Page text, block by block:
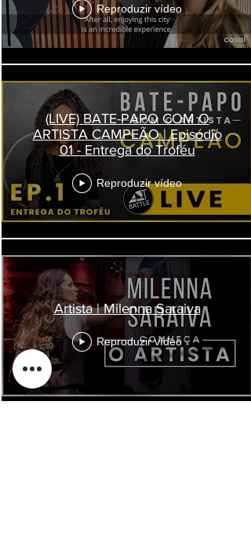
Reproduzir vídeo
(LIVE) BATE-PAPO COM O
ARTISTA CAMPEÃO | Episódio
01 - Entrega do Troféu
Reproduzir vídeo
Artista | Milenna Saraiva
Reproduzir vídeo